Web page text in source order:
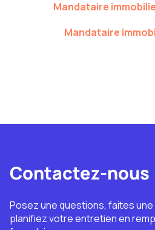
Mandataire
Mandataire
Contactez-nous
Posez une questions, faites
planifiez votre entretien en